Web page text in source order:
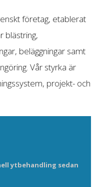
företag, etablerat
blästring,
beläggningar samt
Vår styrka är
projekt- och
ytbehandling sedan